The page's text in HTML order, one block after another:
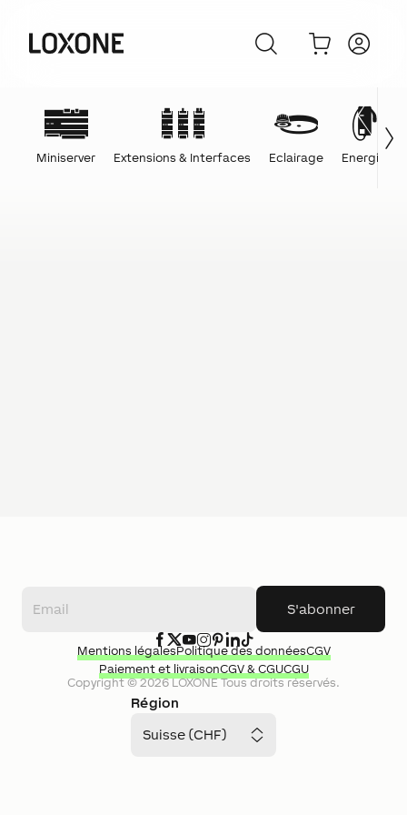
Miniserver Extensions & Interfaces Eclairage Energie
S'abonner
Région
Suisse (CHF)
Copyright ©2026LOXONETous droits réservés.
Mentions légalesPolitique des donnéesCGV
Paiement et livraisonCGV & CGUCGU